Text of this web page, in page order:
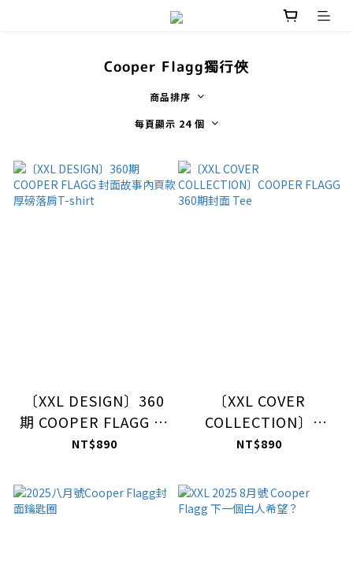
Cooper Flagg獨行俠
商品排序
每頁顯示 24 個
〔XXL DESIGN〕360
期 COOPER FLAGG 封
面故事內頁款厚磅落肩
NT$890
〔XXL COVER
COLLECTION〕
COOPER FLAGG 360
NT$890